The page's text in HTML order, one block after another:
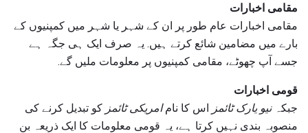
مقامی اخبارات
مقامی اخبارات عام طور پر ان کے شہر یا شہر میں کمپنیوں کے
بارے میں مضامین شائع کرتے ہیں. یہ صرف ایک ہی جگہ ہے
جسے آپ چھوٹے، مقامی کمپنیوں پر معلومات ملیں گے.
قومی اخبارات
جبکہنیو یارک ٹائمز اس کا نامامریکی ٹائمز کو تبدیل کرنے کی
منصوبہ بندی نہیں کرتا ہے، یہ قومی معلومات کا ایک ذریعہ بن